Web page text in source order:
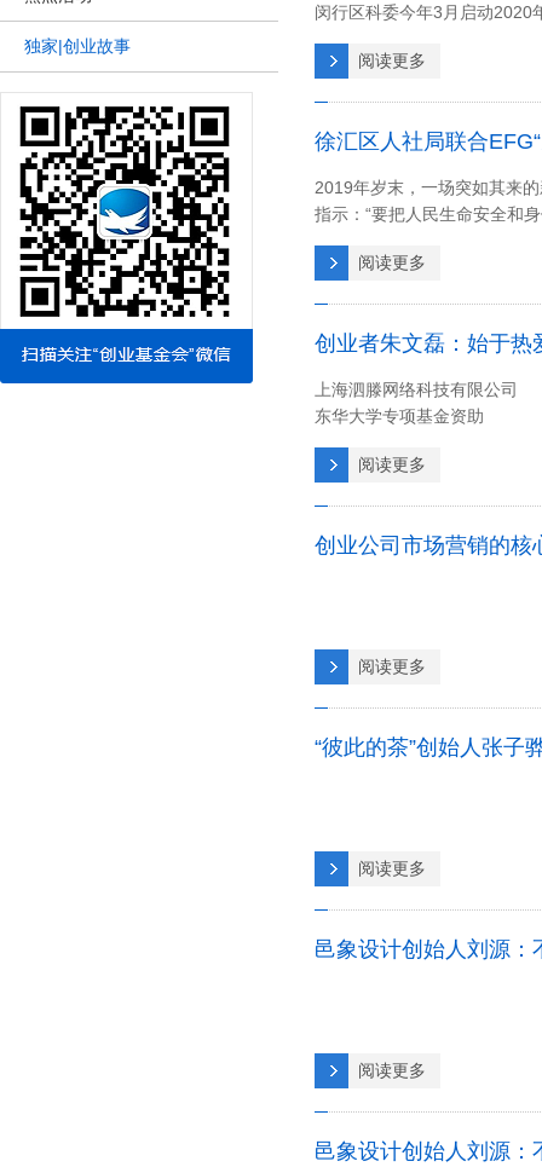
独家|创业故事
闵行区科委今年3月启动2020
阅读更多
2019年岁末，一场突如其来
指示：“要把人民生命安全和
阅读更多
创业者朱文磊：始于热
上海泗滕网络科技有限公司
东华大学专项基金资助
阅读更多
创业公司市场营销的核
阅读更多
“彼此的茶”创始人张子
阅读更多
邑象设计创始人刘源：
阅读更多
邑象设计创始人刘源：